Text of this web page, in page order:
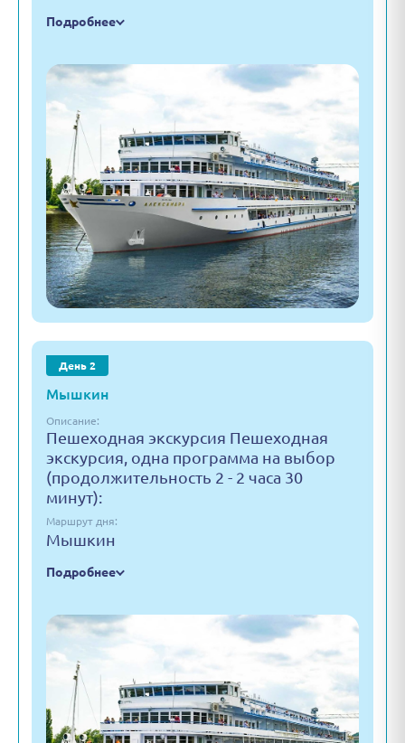
Подробнее
День 2
Мышкин
Описание:
Пешеходная экскурсия Пешеходная
экскурсия, одна программа на выбор
(продолжительность 2 - 2 часа 30
минут):
Маршрут дня:
Мышкин
Подробнее